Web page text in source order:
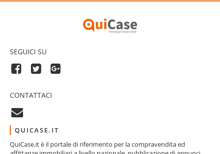
SEGUICI SU
CONTATTACI
QUICASE.IT
QuiCase.it è il portale di riferimento per la compravendita ed